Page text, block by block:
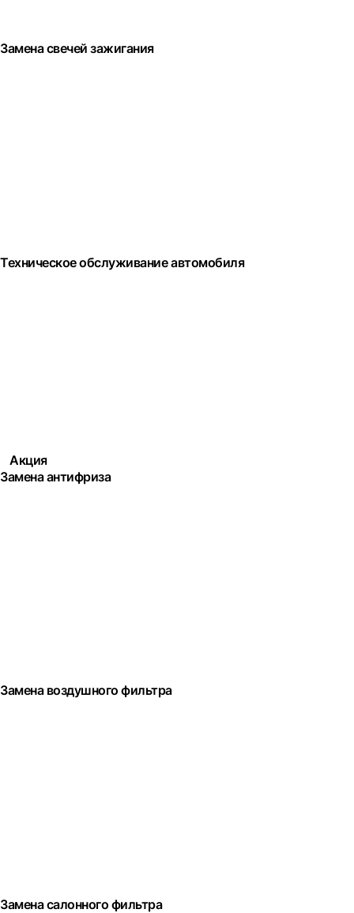
Замена свечей зажигания
Техническое обслуживание автомобиля
Акция
Замена антифриза
Замена воздушного фильтра
Замена салонного фильтра